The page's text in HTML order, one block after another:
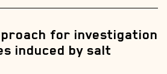
for investigation
induced by salt